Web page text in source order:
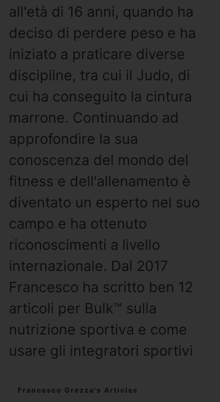
all'età di 16 anni, quando ha
deciso di perdere peso e ha
iniziato a praticare diverse
discipline, tra cui il Judo, di
cui ha conseguito la cintura
marrone. Continuando ad
approfondire la sua
conoscenza del mondo del
fitness e dell'allenamento è
diventato un esperto nel suo
campo e ha ottenuto
riconoscimenti a livello
internazionale. Dal 2017
Francesco ha scritto ben 12
articoli per Bulk™ sulla
nutrizione sportiva e come
usare gli integratori sportivi
Francesco Grezza's Articles